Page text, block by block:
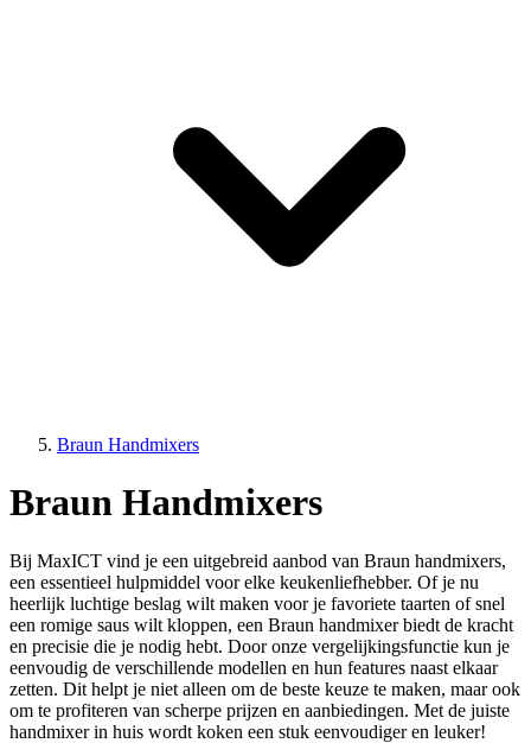
Braun Handmixers
Braun Handmixers
Bij MaxICT vind je een uitgebreid aanbod van Braun handmixers,
een essentieel hulpmiddel voor elke keukenliefhebber. Of je nu
heerlijk luchtige beslag wilt maken voor je favoriete taarten of snel
een romige saus wilt kloppen, een Braun handmixer biedt de kracht
en precisie die je nodig hebt. Door onze vergelijkingsfunctie kun je
eenvoudig de verschillende modellen en hun features naast elkaar
zetten. Dit helpt je niet alleen om de beste keuze te maken, maar ook
om te profiteren van scherpe prijzen en aanbiedingen. Met de juiste
handmixer in huis wordt koken een stuk eenvoudiger en leuker!